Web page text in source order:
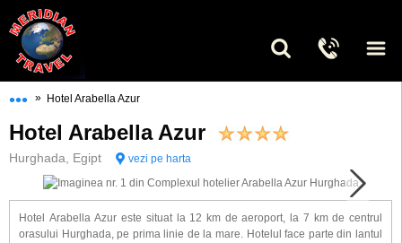
••• » Hotel Arabella Azur
Hotel Arabella Azur
Hurghada, Egipt vezi pe harta
Hotel Arabella Azur este situat la 12 km de aeroport, la 7 km de centrul
orasului Hurghada, pe prima linie de la mare. Hotelul face parte din lantul